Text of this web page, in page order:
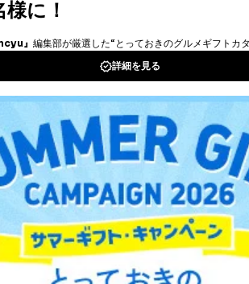
下①～④のいずれかに該当する場合は、
を行なうことはできません。そのとき
無くその旨を通知するとともに、理由を
だきます。
人に通知し、又は公表することによって
利又は正当な利益を害するおそれがある
地方公共団体が法令の定める事務を遂行
て協力する必要がある場合であって、利
通知し、又は公表することによって当該
障を及ぼすおそれがあるとき
報の利用目的が明らかな場合
報については、保有個人データの本人ま
からの利用目的の通知、開示、変更等
籍）が無料で読み放題！
DOWNLOAD FOR IOS
DOWNLOAD FOR ANDROID
ご利用方法はこちら
総合案内
ト 採用情報